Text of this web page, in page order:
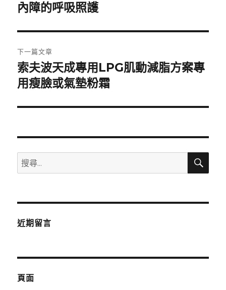
導
覽
一
文
章:
內障的呼吸照護
下一篇文章
下
一
文
索夫波天成專用LPG肌動減脂方案專
用瘦臉或氣墊粉霜
搜
尋
鍵
搜
近期留言
頁面